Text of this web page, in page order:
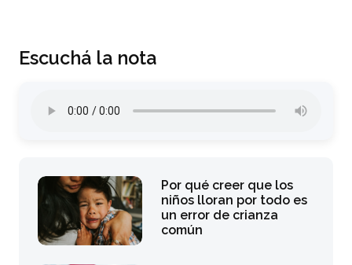
Escuchá la nota
Por qué creer que los
niños lloran por todo es
un error de crianza
común